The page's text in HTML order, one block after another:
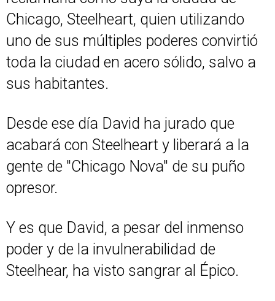
Chicago, Steelheart, quien utilizando
uno de sus múltiples poderes convirtió
toda la ciudad en acero sólido, salvo a
sus habitantes.
Desde ese día David ha jurado que
acabará con Steelheart y liberará a la
gente de "Chicago Nova" de su puño
opresor.
Y es que David, a pesar del inmenso
poder y de la invulnerabilidad de
Steelhear, ha visto sangrar al Épico.